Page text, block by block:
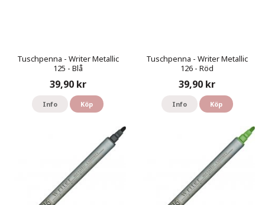
Tuschpenna - Writer Metallic
125 - Blå
39,90 kr
Info Köp
Tuschpenna - Writer Metallic
126 - Röd
39,90 kr
Info Köp